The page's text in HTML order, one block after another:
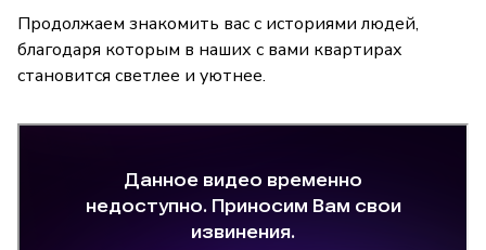
Продолжаем знакомить вас с историями людей,
благодаря которым в наших с вами квартирах
становится светлее и уютнее.